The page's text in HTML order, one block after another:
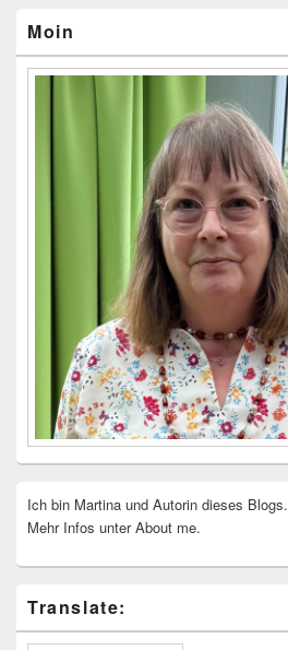
Seitenleisten-
Widgetbereich
Moin
Ich bin Martina und Autorin dieses Blogs.
Mehr Infos unter About me.
Translate: